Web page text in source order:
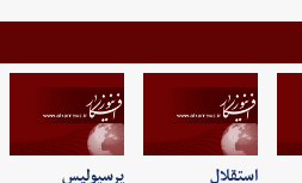
استقلال پرسپولیس